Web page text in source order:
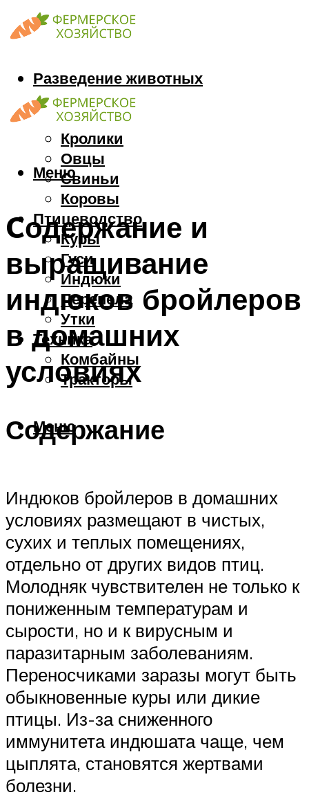
Разведение животных
Козы
Кони
Кролики
Овцы
Свиньи
Коровы
Птицеводство
Куры
Гуси
Индюки
Перепела
Утки
Техника
Комбайны
Тракторы
Меню
Меню
Cодержание и
выращивание
индюков бройлеров
в домашних
условиях
Содержание
Индюков бройлеров в домашних
условиях размещают в чистых,
сухих и теплых помещениях,
отдельно от других видов птиц.
Молодняк чувствителен не только к
пониженным температурам и
сырости, но и к вирусным и
паразитарным заболеваниям.
Переносчиками заразы могут быть
обыкновенные куры или дикие
птицы. Из-за сниженного
иммунитета индюшата чаще, чем
цыплята, становятся жертвами
болезни.